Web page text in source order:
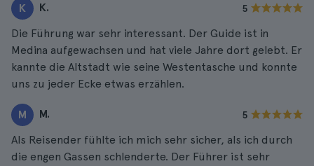
K K. 5
Die Führung war sehr interessant. Der Guide ist in
Medina aufgewachsen und hat viele Jahre dort gelebt. Er
kannte die Altstadt wie seine Westentasche und konnte
uns zu jeder Ecke etwas erzählen.
M M. 5
Als Reisender fühlte ich mich sehr sicher, als ich durch
die engen Gassen schlenderte. Der Führer ist sehr